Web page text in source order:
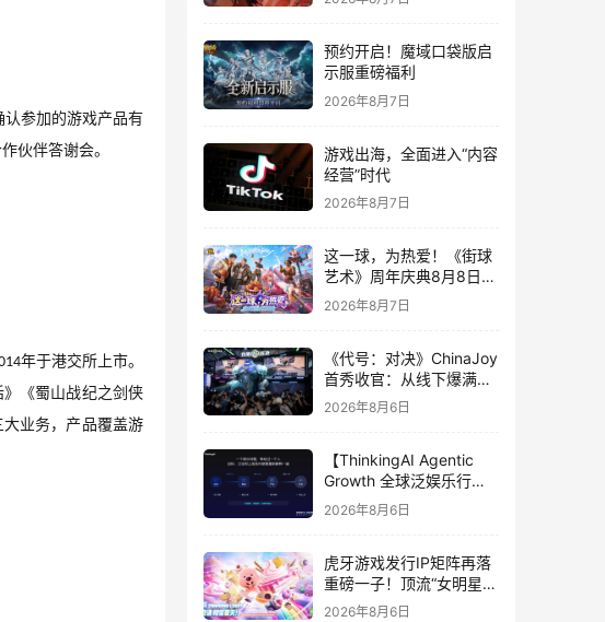
认参加的游戏产品有
伙伴答谢会。
年于港交所上市。
《蜀山战纪之剑侠
业务，产品覆盖游
预约开启！魔域口袋版启
示服重磅福利
2026年8月7日
游戏出海，全面进入“内容
经营”时代
2026年8月7日
这一球，为热爱！《街球
艺术》周年庆典8月8日正
式上线，多重福利与全新
内容同步开启
2026年8月7日
《代号：对决》ChinaJoy
首秀收官：从线下爆满看
见玩家的真实期待
2026年8月6日
【ThinkingAI Agentic
Growth 全球泛娱乐行业
峰会】Agent 时代，人到
底负责什么
2026年8月6日
虎牙游戏发行IP矩阵再落
重磅一子！顶流“女明星”
ZANMANG LOOPY 正版
2026年8月6日